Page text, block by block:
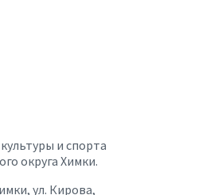
и спорта
округа Химки.
ул. Кирова,